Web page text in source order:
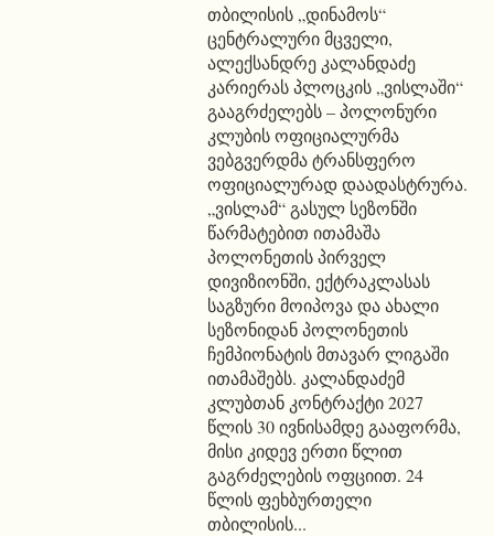
თბილისის „დინამოს“
ცენტრალური მცველი,
ალექსანდრე კალანდაძე
კარიერას პლოცკის „ვისლაში“
გააგრძელებს – პოლონური
კლუბის ოფიციალურმა
ვებგვერდმა ტრანსფერო
ოფიციალურად დაადასტრურა.
„ვისლამ“ გასულ სეზონში
წარმატებით ითამაშა
პოლონეთის პირველ
დივიზიონში, ექტრაკლასას
საგზური მოიპოვა და ახალი
სეზონიდან პოლონეთის
ჩემპიონატის მთავარ ლიგაში
ითამაშებს. კალანდაძემ
კლუბთან კონტრაქტი 2027
წლის 30 ივნისამდე გააფორმა,
მისი კიდევ ერთი წლით
გაგრძელების ოფციით. 24
წლის ფეხბურთელი
თბილისის...